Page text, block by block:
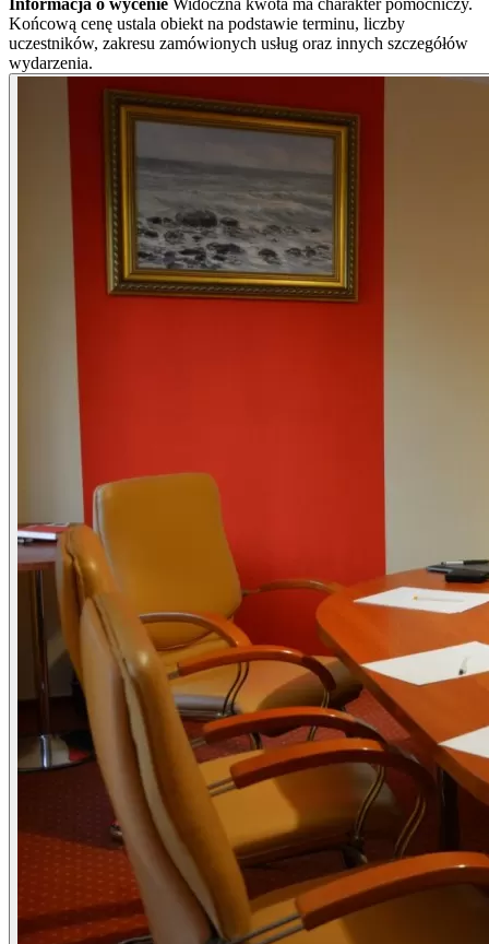
Informacja o wycenie Widoczna kwota ma charakter pomocniczy.
Końcową cenę ustala obiekt na podstawie terminu, liczby
uczestników, zakresu zamówionych usług oraz innych szczegółów
wydarzenia.